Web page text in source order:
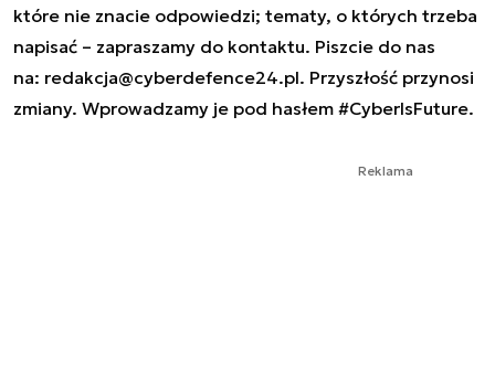
które nie znacie odpowiedzi; tematy, o których trzeba
napisać – zapraszamy do kontaktu. Piszcie do nas
na: redakcja@cyberdefence24.pl. Przyszłość przynosi
zmiany. Wprowadzamy je pod hasłem #CyberIsFuture.
Reklama